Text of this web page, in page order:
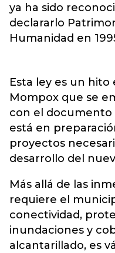
ya ha sido
declararlo
Humanidad en
Esta ley es un
Mompox que se
con el
está en
proyectos
desarrollo del
Más allá de las
requiere el
conectividad,
inundaciones y
alcantarillado, es